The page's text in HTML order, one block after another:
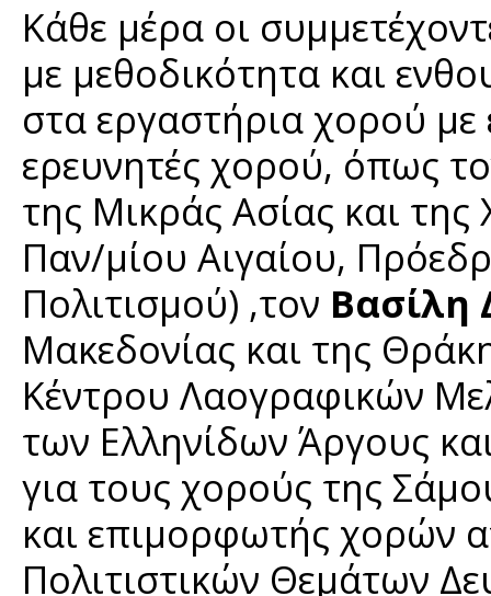
Κάθε μέρα οι
με μεθοδικότητα και
στα εργαστήρια χορού με
ερευνητές χορού, όπως
της Μικράς Ασίας και
Παν/μίου Αιγαίου,
Πολιτισμού) ,τον Βασίλη
Μακεδονίας και της
Κέντρου Λαογραφικών
των Ελληνίδων Άργους
για τους χορούς της
και επιμορφωτής χορών
Πολιτιστικών Θεμάτων